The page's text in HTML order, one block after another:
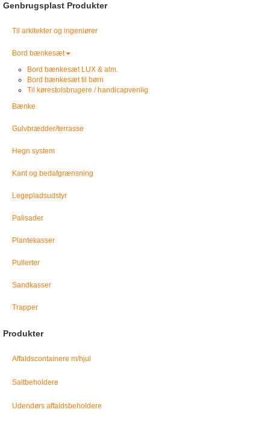
Genbrugsplast Produkter
Til arkitekter og ingeniører
Bord bænkesæt
Bord bænkesæt LUX & alm.
Bord bænkesæt til børn
Til kørestolsbrugere / handicapvenlig
Bænke
Gulvbrædder/terrasse
Hegn system
Kant og bedafgrænsning
Legepladsudstyr
Palisader
Plantekasser
Pullerter
Sandkasser
Trapper
Produkter
Affaldscontainere m/hjul
Saltbeholdere
Udendørs affaldsbeholdere